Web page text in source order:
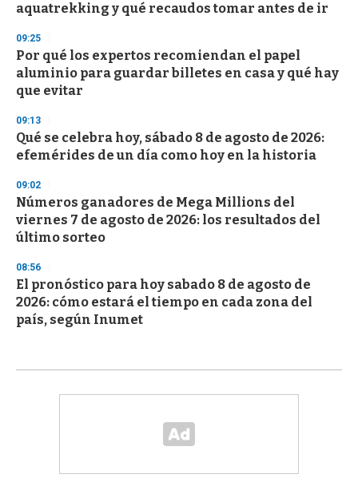
aquatrekking y qué recaudos tomar antes de ir
09:25
Por qué los expertos recomiendan el papel
aluminio para guardar billetes en casa y qué hay
que evitar
09:13
Qué se celebra hoy, sábado 8 de agosto de 2026:
efemérides de un día como hoy en la historia
09:02
Números ganadores de Mega Millions del
viernes 7 de agosto de 2026: los resultados del
último sorteo
08:56
El pronóstico para hoy sabado 8 de agosto de
2026: cómo estará el tiempo en cada zona del
país, según Inumet